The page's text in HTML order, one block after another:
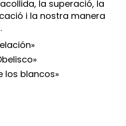
la superació, la
i la nostra manera
los blancos»